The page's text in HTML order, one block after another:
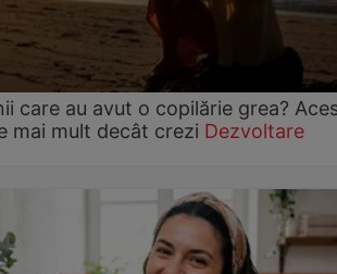
care au avut o copilărie grea?
mai mult decât crezi Dezvoltare